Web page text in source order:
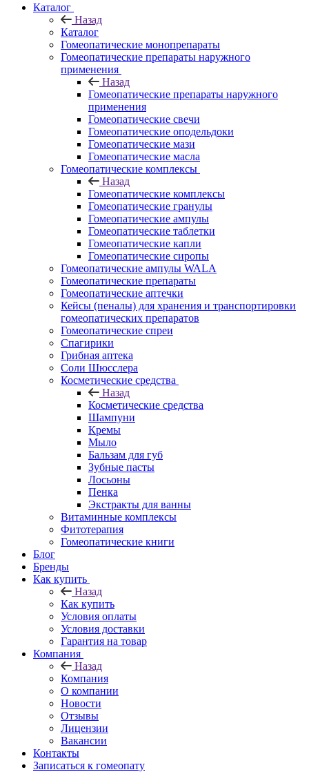
Каталог
Назад
Каталог
Гомеопатические монопрепараты
Гомеопатические препараты наружного
применения
Назад
Гомеопатические препараты наружного
применения
Гомеопатические свечи
Гомеопатические оподельдоки
Гомеопатические мази
Гомеопатические масла
Гомеопатические комплексы
Назад
Гомеопатические комплексы
Гомеопатические гранулы
Гомеопатические ампулы
Гомеопатические таблетки
Гомеопатические капли
Гомеопатические сиропы
Гомеопатические ампулы WALA
Гомеопатические препараты
Гомеопатические аптечки
Кейсы (пеналы) для хранения и транспортировки
гомеопатических препаратов
Гомеопатические спреи
Спагирики
Грибная аптека
Соли Шюсслера
Косметические средства
Назад
Косметические средства
Шампуни
Кремы
Мыло
Бальзам для губ
Зубные пасты
Лосьоны
Пенка
Экстракты для ванны
Витаминные комплексы
Фитотерапия
Гомеопатические книги
Блог
Бренды
Как купить
Назад
Как купить
Условия оплаты
Условия доставки
Гарантия на товар
Компания
Назад
Компания
О компании
Новости
Отзывы
Лицензии
Вакансии
Контакты
Записаться к гомеопату